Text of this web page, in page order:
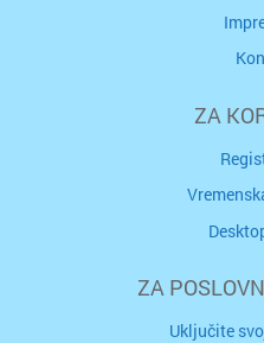
ZA
ZA
Uključite